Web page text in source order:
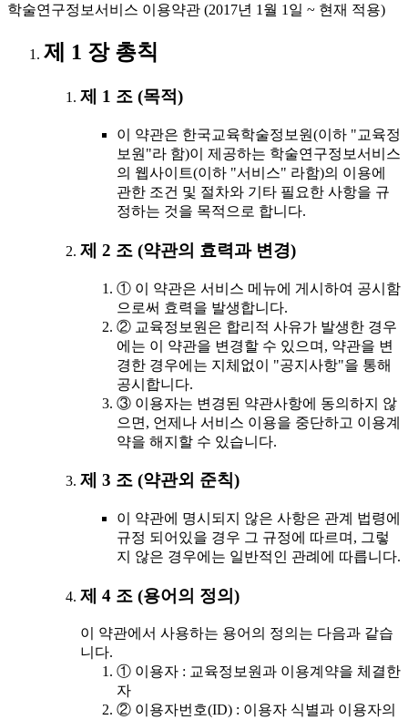
학술연구정보서비스 이용약관 (2017년 1월 1일 ~ 현재 적용)
제 1 장 총칙
제 1 조 (목적)
이 약관은 한국교육학술정보원(이하 "교육정
보원"라 함)이 제공하는 학술연구정보서비스
의 웹사이트(이하 "서비스" 라함)의 이용에
관한 조건 및 절차와 기타 필요한 사항을 규
정하는 것을 목적으로 합니다.
제 2 조 (약관의 효력과 변경)
① 이 약관은 서비스 메뉴에 게시하여 공시함
으로써 효력을 발생합니다.
② 교육정보원은 합리적 사유가 발생한 경우
에는 이 약관을 변경할 수 있으며, 약관을 변
경한 경우에는 지체없이 "공지사항"을 통해
공시합니다.
③ 이용자는 변경된 약관사항에 동의하지 않
으면, 언제나 서비스 이용을 중단하고 이용계
약을 해지할 수 있습니다.
제 3 조 (약관외 준칙)
이 약관에 명시되지 않은 사항은 관계 법령에
규정 되어있을 경우 그 규정에 따르며, 그렇
지 않은 경우에는 일반적인 관례에 따릅니다.
제 4 조 (용어의 정의)
이 약관에서 사용하는 용어의 정의는 다음과 같습
니다.
① 이용자 : 교육정보원과 이용계약을 체결한
자
② 이용자번호(ID) : 이용자 식별과 이용자의